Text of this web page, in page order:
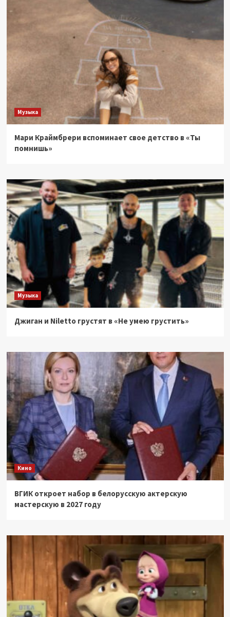
Музыка
Мари Краймбрери вспоминает свое детство в «Ты
помнишь»
Музыка
Джиган и Niletto грустят в «Не умею грустить»
Кино
ВГИК откроет набор в белорусскую актерскую
мастерскую в 2027 году